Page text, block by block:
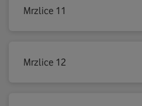
Mrzlice 11
Mrzlice 12